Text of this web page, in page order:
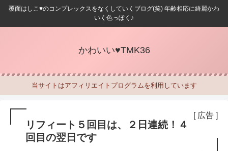
覆面はしこ♥のコンプレックスをなくしていくブログ(笑) 年齢相応に綺麗かわ
いく色っぽく♪
かわいい♥TMK36
当サイトはアフィリエイトプログラムを利用しています
[ 広告 ]
リフィート５回目は、２日連続！４
回目の翌日です